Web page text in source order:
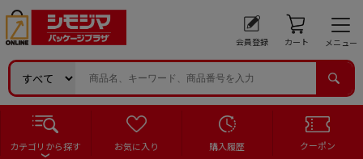
会員登録 カート メニュー
カテゴリから探す お気に入り 購入履歴 クーポン